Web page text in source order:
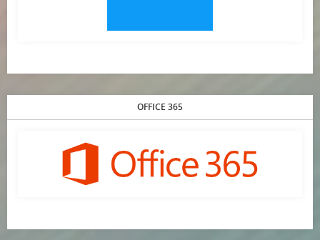
OFFICE 365